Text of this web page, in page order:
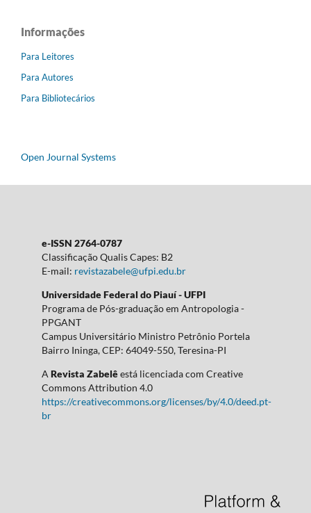
Informações
Para Leitores
Para Autores
Para Bibliotecários
Open Journal Systems
e-ISSN 2764-0787
Classificação Qualis Capes: B2
E-mail: revistazabele@ufpi.edu.br
Universidade Federal do Piauí - UFPI
Programa de Pós-graduação em Antropologia -
PPGANT
Campus Universitário Ministro Petrônio Portela
Bairro Ininga, CEP: 64049-550, Teresina-PI
A Revista Zabelêestá licenciada com Creative
Commons Attribution 4.0
https://creativecommons.org/licenses/by/4.0/deed.pt-
br